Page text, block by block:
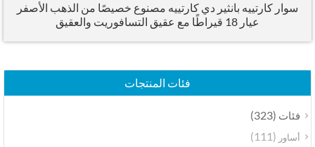
سوار كارتييه بانثير دي كارتييه مصنوع خصيصًا من الذهب الأصفر
عيار 18 قيراطًا مع عقيق التسافوريت والعقيق
فئات المنتجات
فئات(323)
أساور(111)